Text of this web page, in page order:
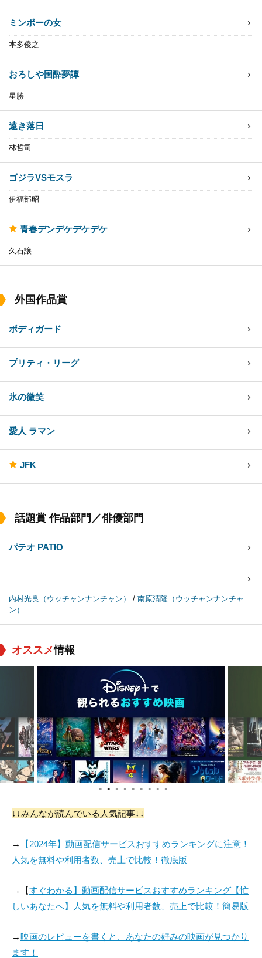
ミンボーの女
本多俊之
おろしや国酔夢譚
星勝
遠き落日
林哲司
ゴジラVSモスラ
伊福部昭
青春デンデケデケデケ
久石譲
外国作品賞
ボディガード
プリティ・リーグ
氷の微笑
愛人 ラマン
JFK
話題賞 作品部門／俳優部門
パテオ PATIO
内村光良（ウッチャンナンチャン） / 南原清隆（ウッチャンナンチャ
ン）
オススメ情報
● ● ● ● ● ● ● ● ●
↓↓みんなが読んでいる人気記事↓↓
→
【2024年】動画配信サービスおすすめランキングに注意！
人気を無料や利用者数、売上で比較！徹底版
→【すぐわかる】動画配信サービスおすすめランキング【忙
しいあなたへ】人気を無料や利用者数、売上で比較！簡易版
→映画のレビューを書くと、あなたの好みの映画が見つかり
ます！